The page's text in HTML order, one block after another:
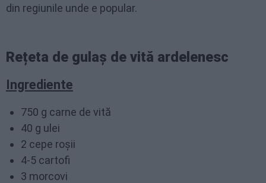
din regiunile unde e popular.
Rețeta de gulaș de vită ardelenesc
Ingrediente
750 g carne de vită
40 g ulei
2 cepe roșii
4-5 cartofi
3 morcovi